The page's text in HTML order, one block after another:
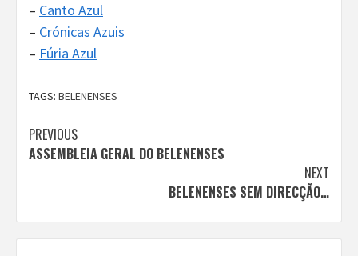
– Canto Azul
– Crónicas Azuis
– Fúria Azul
TAGS: BELENENSES
Continue
Reading
PREVIOUS
ASSEMBLEIA GERAL DO BELENENSES
NEXT
BELENENSES SEM DIRECÇÃO…